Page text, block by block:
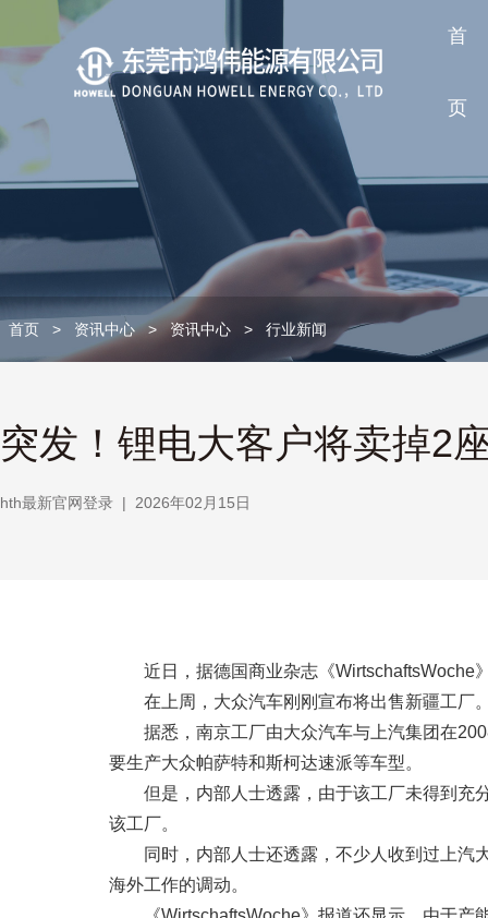
首
页
首页 > 资讯中心 > 资讯中心 > 行业新闻
突发！锂电大客户将卖掉2
hth最新官网登录 | 2026年02月15日
近日，据德国商业杂志《WirtschaftsWoche
在上周，大众汽车刚刚宣布将出售新疆工厂
据悉，南京工厂由大众汽车与上汽集团在
要生产大众帕萨特和斯柯达速派等车型。
但是，内部人士透露，由于该工厂未得到充
该工厂。
同时，内部人士还透露，不少人收到过上汽
海外工作的调动。